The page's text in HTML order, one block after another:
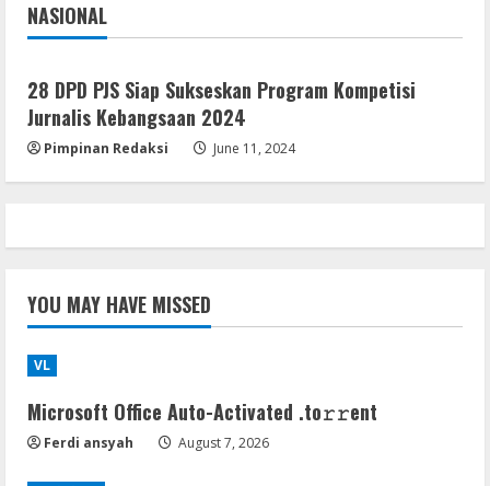
NASIONAL
Jakarta
28 DPD PJS Siap Sukseskan Program Kompetisi
Jurnalis Kebangsaan 2024
Pimpinan Redaksi June 11, 2024
YOU MAY HAVE MISSED
VL
Microsoft Office Auto-Activated .tо𝚛𝚛еnt
Ferdi ansyah August 7, 2026